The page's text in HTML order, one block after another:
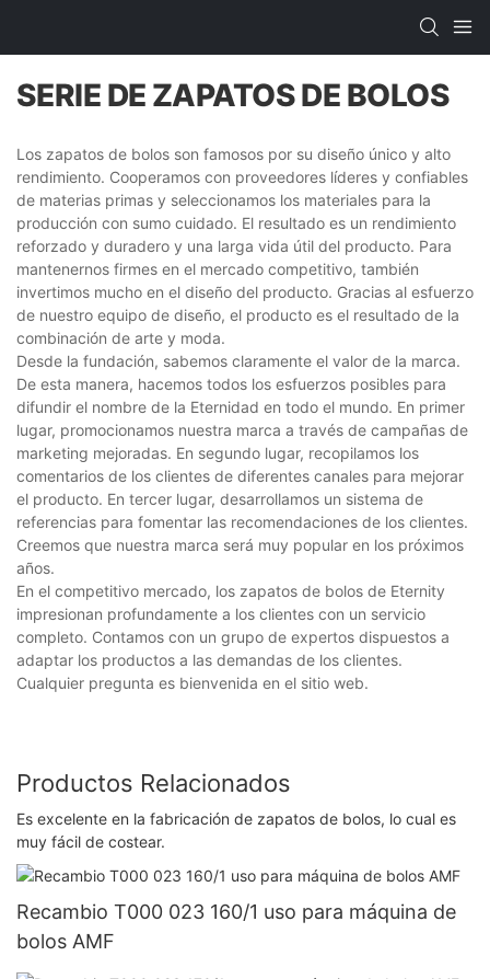
SERIE DE ZAPATOS DE BOLOS
Los zapatos de bolos son famosos por su diseño único y alto
rendimiento. Cooperamos con proveedores líderes y confiables
de materias primas y seleccionamos los materiales para la
producción con sumo cuidado. El resultado es un rendimiento
reforzado y duradero y una larga vida útil del producto. Para
mantenernos firmes en el mercado competitivo, también
invertimos mucho en el diseño del producto. Gracias al esfuerzo
de nuestro equipo de diseño, el producto es el resultado de la
combinación de arte y moda.
Desde la fundación, sabemos claramente el valor de la marca.
De esta manera, hacemos todos los esfuerzos posibles para
difundir el nombre de la Eternidad en todo el mundo. En primer
lugar, promocionamos nuestra marca a través de campañas de
marketing mejoradas. En segundo lugar, recopilamos los
comentarios de los clientes de diferentes canales para mejorar
el producto. En tercer lugar, desarrollamos un sistema de
referencias para fomentar las recomendaciones de los clientes.
Creemos que nuestra marca será muy popular en los próximos
años.
En el competitivo mercado, los zapatos de bolos de Eternity
impresionan profundamente a los clientes con un servicio
completo. Contamos con un grupo de expertos dispuestos a
adaptar los productos a las demandas de los clientes.
Cualquier pregunta es bienvenida en el sitio web.
Productos Relacionados
Es excelente en la fabricación de zapatos de bolos, lo cual es
muy fácil de costear.
Recambio T000 023 160/1 uso para máquina de
bolos AMF